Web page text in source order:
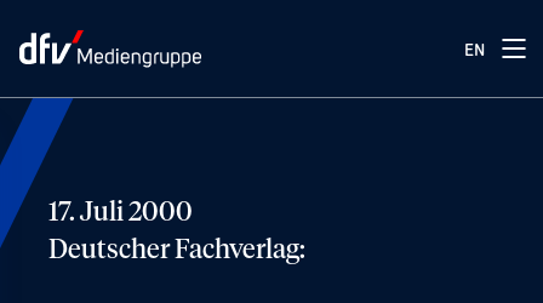
EN
17. Juli 2000
Deutscher Fachverlag: